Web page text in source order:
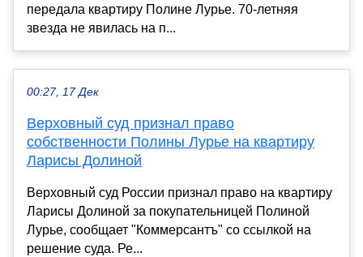
передала квартиру Полине Лурье. 70-летняя
звезда не явилась на п...
00:27, 17 Дек
Верховный суд признал право
собственности Полины Лурье на квартиру
Ларисы Долиной
Верховный суд России признал право на квартиру
Ларисы Долиной за покупательницей Полиной
Лурье, сообщает "Коммерсантъ" со ссылкой на
решение суда. Ре...